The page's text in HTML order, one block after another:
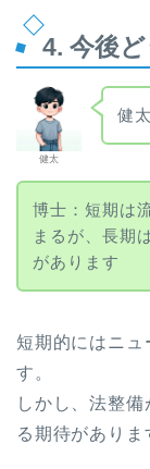
4. 今後
健太
健
博士：短期は
まるが、長期
があります
短期的にはニュ
す。
しかし、法整
る期待がありま